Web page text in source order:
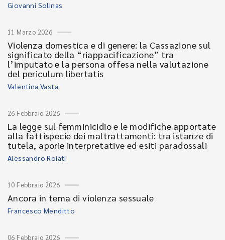
Giovanni Solinas
11 Marzo 2026
Violenza domestica e di genere: la Cassazione sul
significato della “riappacificazione” tra
l’imputato e la persona offesa nella valutazione
del periculum libertatis
Valentina Vasta
26 Febbraio 2026
La legge sul femminicidio e le modifiche apportate
alla fattispecie dei maltrattamenti: tra istanze di
tutela, aporie interpretative ed esiti paradossali
Alessandro Roiati
10 Febbraio 2026
Ancora in tema di violenza sessuale
Francesco Menditto
06 Febbraio 2026